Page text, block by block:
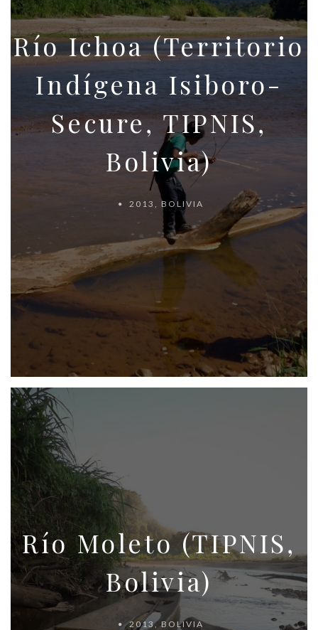
Río Ichoa (Territorio
Indígena Isiboro-
Secure, TIPNIS,
Bolivia)
2013 , BOLIVIA
Río Moleto (TIPNIS,
Bolivia)
2013,BOLIVIA